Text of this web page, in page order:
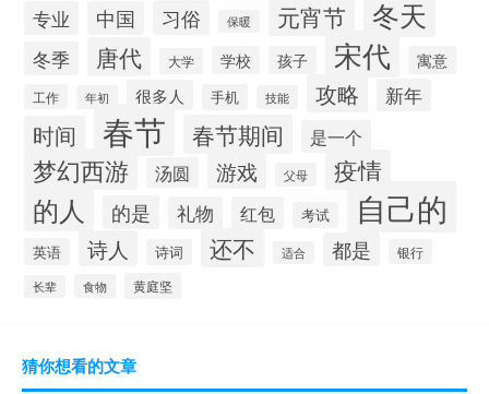
专业 中国 习俗 保暖 元宵节 冬天
冬季 唐代 大学 学校 孩子 宋代 寓意
工作 年初 很多人 手机 技能 攻略 新年
时间 春节 春节期间 是一个
梦幻西游 汤圆 游戏 父母 疫情
的人 的是 礼物 红包 考试 自己的
英语 诗人 诗词 还不 适合 都是 银行
长辈 食物 黄庭坚
猜你想看的文章